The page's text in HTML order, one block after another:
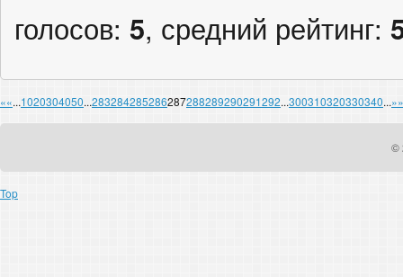
голосов: 5, средний рейтинг:
««...1020304050...283284285286287288289290291292...300310320330340...»»
©
Top